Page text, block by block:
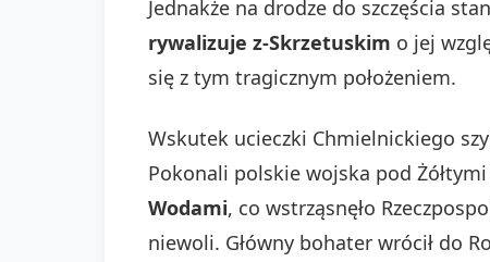
Jednakże na drodze do szczęścia
rywalizuje z-Skrzetuskim o jej
się z tym tragicznym położeniem.
Wskutek ucieczki Chmielnickiego
Pokonali polskie wojska pod
Wodami, co wstrząsnęło
niewoli. Główny bohater wrócił do